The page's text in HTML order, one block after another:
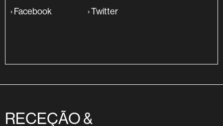
›Facebook ›Twitter
RECEÇÃO &